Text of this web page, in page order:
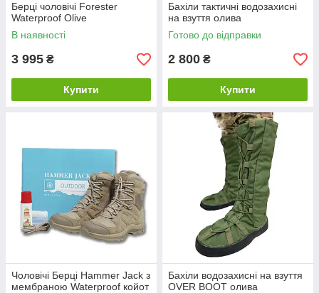
Берці чоловічі Forester
Waterproof Olive
В наявності
3 995 ₴
Купити
Бахіли тактичні водозахисні
на взуття олива
Готово до відправки
2 800 ₴
Купити
Чоловічі Берці Hammer Jack з
мембраною Waterproof койот
Бахіли водозахисні на взуття
OVER BOOT олива